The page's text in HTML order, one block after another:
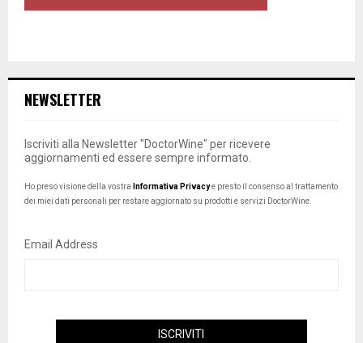
NEWSLETTER
Iscriviti alla Newsletter "DoctorWine" per ricevere
aggiornamenti ed essere sempre informato.
Ho preso visione della vostra Informativa Privacye presto il consenso al trattamento
dei miei dati personali per restare aggiornato su prodotti e servizi DoctorWine.
Email Address